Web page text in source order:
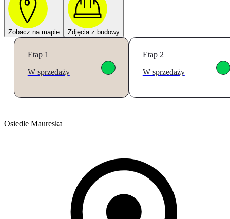
Zobacz na mapie Zdjęcia z budowy
Etap 1
W sprzedaży
Etap 2
W sprzedaży
Osiedle Maureska